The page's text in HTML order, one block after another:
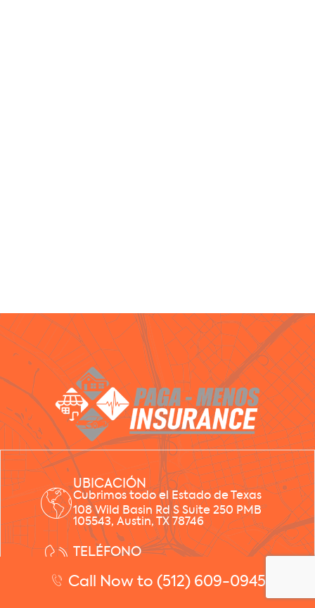
UBICACIÓN
Cubrimos todo el Estado de Texas
108 Wild Basin Rd S Suite 250 PMB
105543, Austin, TX 78746
TELÉFONO
Call Now to (512) 609-0945